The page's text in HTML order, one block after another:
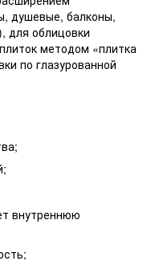
душевые, балконы,
для облицовки
методом «плитка
по глазурованной
внутреннюю